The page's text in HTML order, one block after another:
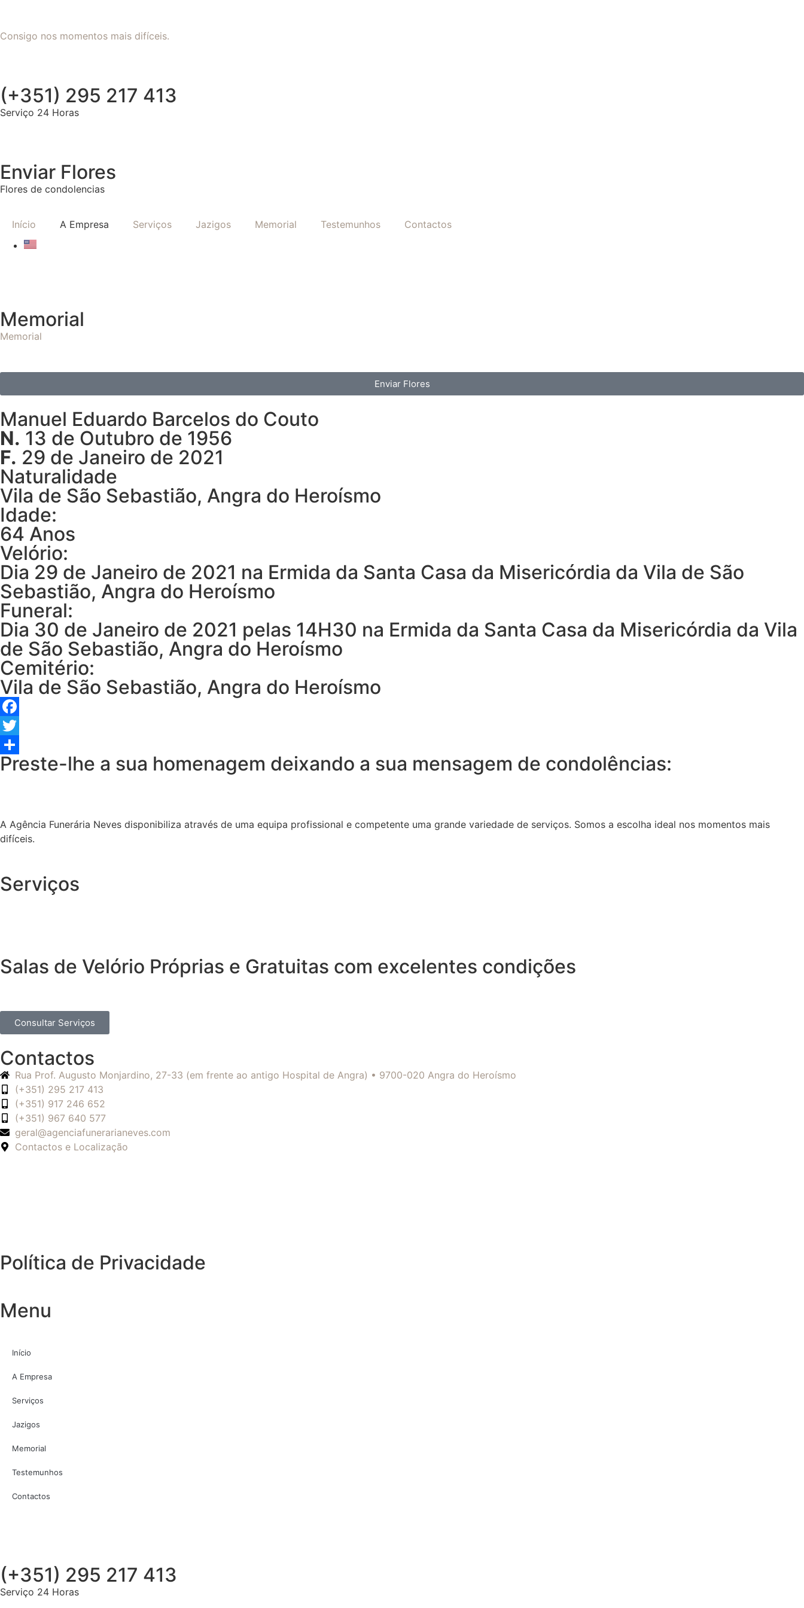
Consigo nos momentos mais difíceis.
(+351) 295 217 413
Serviço 24 Horas
Enviar Flores
Flores de condolencias
Início A Empresa Serviços Jazigos Memorial Testemunhos Contactos
Memorial
Memorial
Enviar Flores
Manuel Eduardo Barcelos do Couto
N. 13 de Outubro de 1956
F. 29 de Janeiro de 2021
Naturalidade
Vila de São Sebastião, Angra do Heroísmo
Idade:
64 Anos
Velório:
Dia 29 de Janeiro de 2021 na Ermida da Santa Casa da Misericórdia da Vila de São
Sebastião, Angra do Heroísmo
Funeral:
Dia 30 de Janeiro de 2021 pelas 14H30 na Ermida da Santa Casa da Misericórdia da Vila
de São Sebastião, Angra do Heroísmo
Cemitério:
Vila de São Sebastião, Angra do Heroísmo
Facebook
Twitter
Share
Preste-lhe a sua homenagem deixando a sua mensagem de condolências:
A Agência Funerária Neves disponibiliza através de uma equipa profissional e competente uma grande variedade de serviços. Somos a escolha ideal nos momentos mais
difíceis.
Serviços
Salas de Velório Próprias e Gratuitas com excelentes condições
Consultar Serviços
Contactos
Rua Prof. Augusto Monjardino, 27-33 (em frente ao antigo Hospital de Angra) • 9700-020 Angra do Heroísmo
(+351) 295 217 413
(+351) 917 246 652
(+351) 967 640 577
geral@agenciafunerarianeves.com
Contactos e Localização
Política de Privacidade
Menu
Início
A Empresa
Serviços
Jazigos
Memorial
Testemunhos
Contactos
(+351) 295 217 413
Serviço 24 Horas